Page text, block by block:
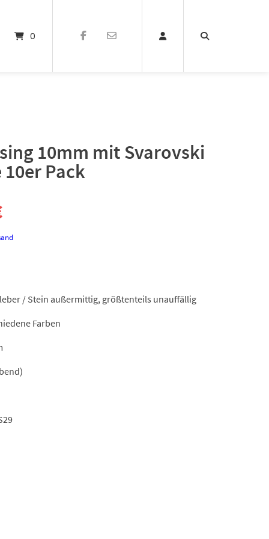
0
10mm mit Svarovski
Pack
Aktueller
Preis
12,00 €.
/ Stein außermittig, größtenteils unauffällig
Farben